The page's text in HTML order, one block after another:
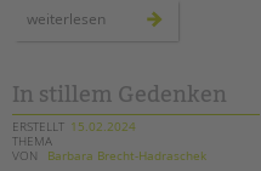
Seminarräume
PROFIL | LEITBILD
Bereiche im Überblick
weiterlesen proteste
In stillem Gedenken
ERSTELLT 15.02.2024
THEMA
VON
Barbara Brecht-Hadraschek